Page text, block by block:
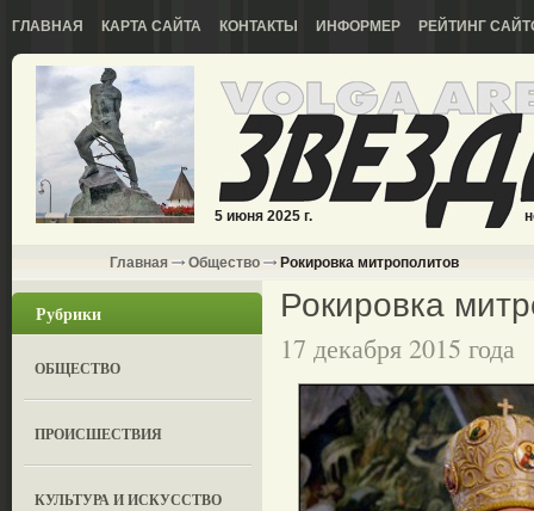
ГЛАВНАЯ КАРТА САЙТА КОНТАКТЫ ИНФОРМЕР РЕЙТИНГ
5 июня 2025 г.
Главная Общество Рокировка митрополитов
Рубрики
ОБЩЕСТВО
ПРОИСШЕСТВИЯ
КУЛЬТУРА И ИСКУССТВО
Рокировка
17 декабря 2015 года